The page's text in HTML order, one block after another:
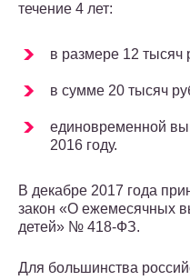
течение 4 лет:
в размере 12 тысяч
в сумме 20 тысяч
единовременной
2016 году.
В декабре 2017 года
закон «О ежемесячных
детей» № 418-ФЗ.
Для большинства